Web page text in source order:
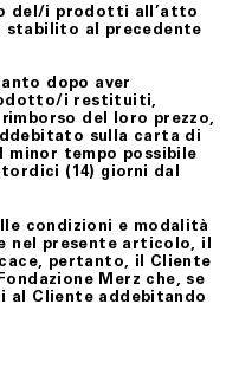
del/i prodotti all’atto
stabilito al precedente
dopo aver
i restituiti,
del loro prezzo,
sulla carta di
tempo possibile
(14) giorni dal
condizioni e modalità
nel presente articolo, il
pertanto, il Cliente
Merz che, se
Cliente addebitando